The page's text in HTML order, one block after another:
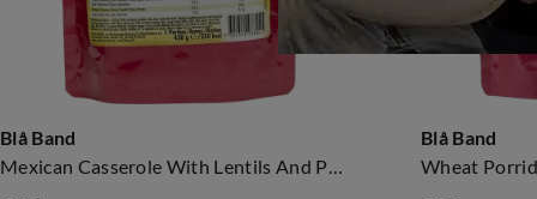
Blå Band
Mexican Casserole With Lentils And Potatoes NoColour
Blå Band